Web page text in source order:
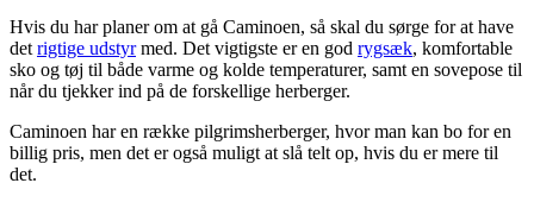
Hvis du har planer om at gå Caminoen, så skal du sørge for at have
det rigtige udstyrmed. Det vigtigste er en god rygsæk, komfortable
sko og tøj til både varme og kolde temperaturer, samt en sovepose til
når du tjekker ind på de forskellige herberger.
Caminoen har en række pilgrimsherberger, hvor man kan bo for en
billig pris, men det er også muligt at slå telt op, hvis du er mere til
det.